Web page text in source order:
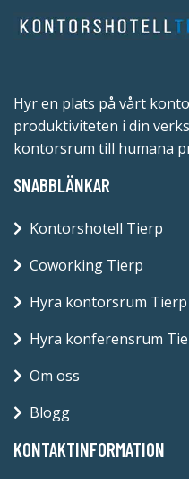
Hyr en plats på vårt
produktiviteten i din
kontorsrum till humana
SNABBLÄNKAR
Kontorshotell Tierp
Coworking Tierp
Hyra kontorsrum Tierp
Hyra konferensrum
Om oss
Blogg
KONTAKTINFORMATION